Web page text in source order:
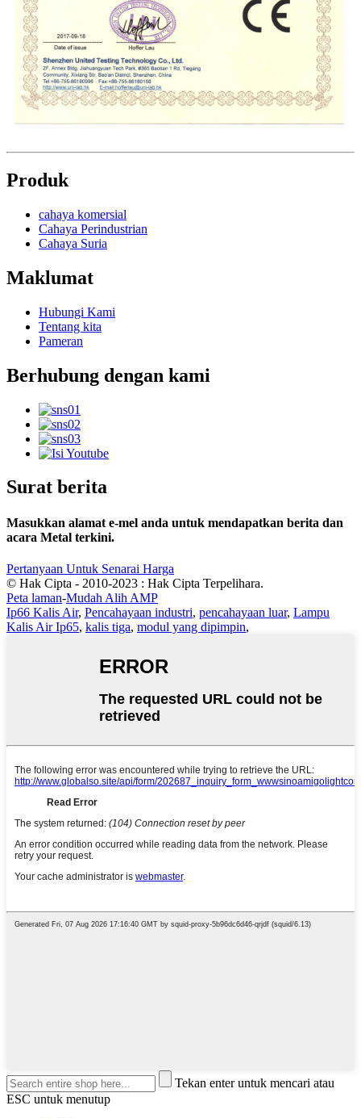
Produk
cahaya komersial
Cahaya Perindustrian
Cahaya Suria
Maklumat
Hubungi Kami
Tentang kita
Pameran
Berhubung dengan kami
Surat berita
Masukkan alamat e-mel anda untuk mendapatkan berita dan
acara Metal terkini.
Pertanyaan Untuk Senarai Harga
© Hak Cipta - 2010-2023 : Hak Cipta Terpelihara.
Peta laman-Mudah Alih AMP
Ip66 Kalis Air, Pencahayaan industri, pencahayaan luar, Lampu
Kalis Air Ip65, kalis tiga, modul yang dipimpin,
Tekan enter untuk mencari atau
ESC untuk menutup